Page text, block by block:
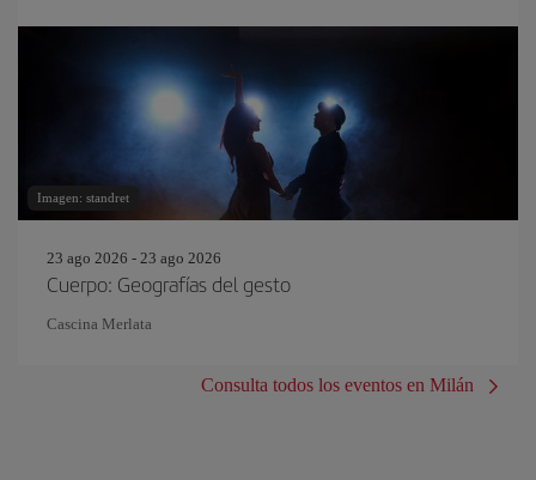
Imagen: standret
23 ago 2026 - 23 ago 2026
Cuerpo: Geografías del gesto
Cascina Merlata
Consulta todos los eventos en Milán